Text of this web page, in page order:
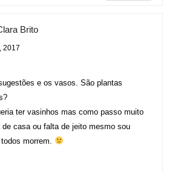
Brito
2017
e os vasos. São plantas
ter vasinhos mas como passo muito
de casa ou falta de jeito mesmo sou
morrem.